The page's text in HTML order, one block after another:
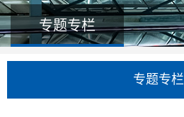
专题专栏
专题专栏